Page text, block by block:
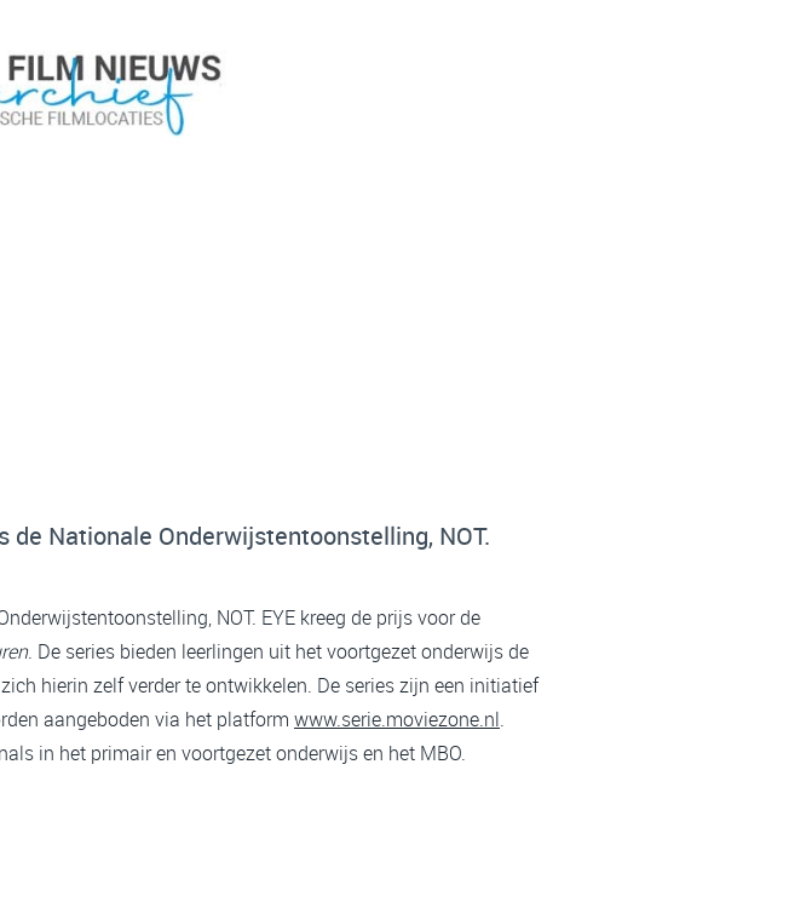
Nationale Onderwijstentoonstelling, NOT.
NOT. EYE kreeg de prijs voor de
. De series bieden leerlingen uit het voortgezet onderwijs de
hierin zelf verder te ontwikkelen. De series zijn een initiatief
aangeboden via het platform www.serie.moviezone.nl.
in het primair en voortgezet onderwijs en het MBO.